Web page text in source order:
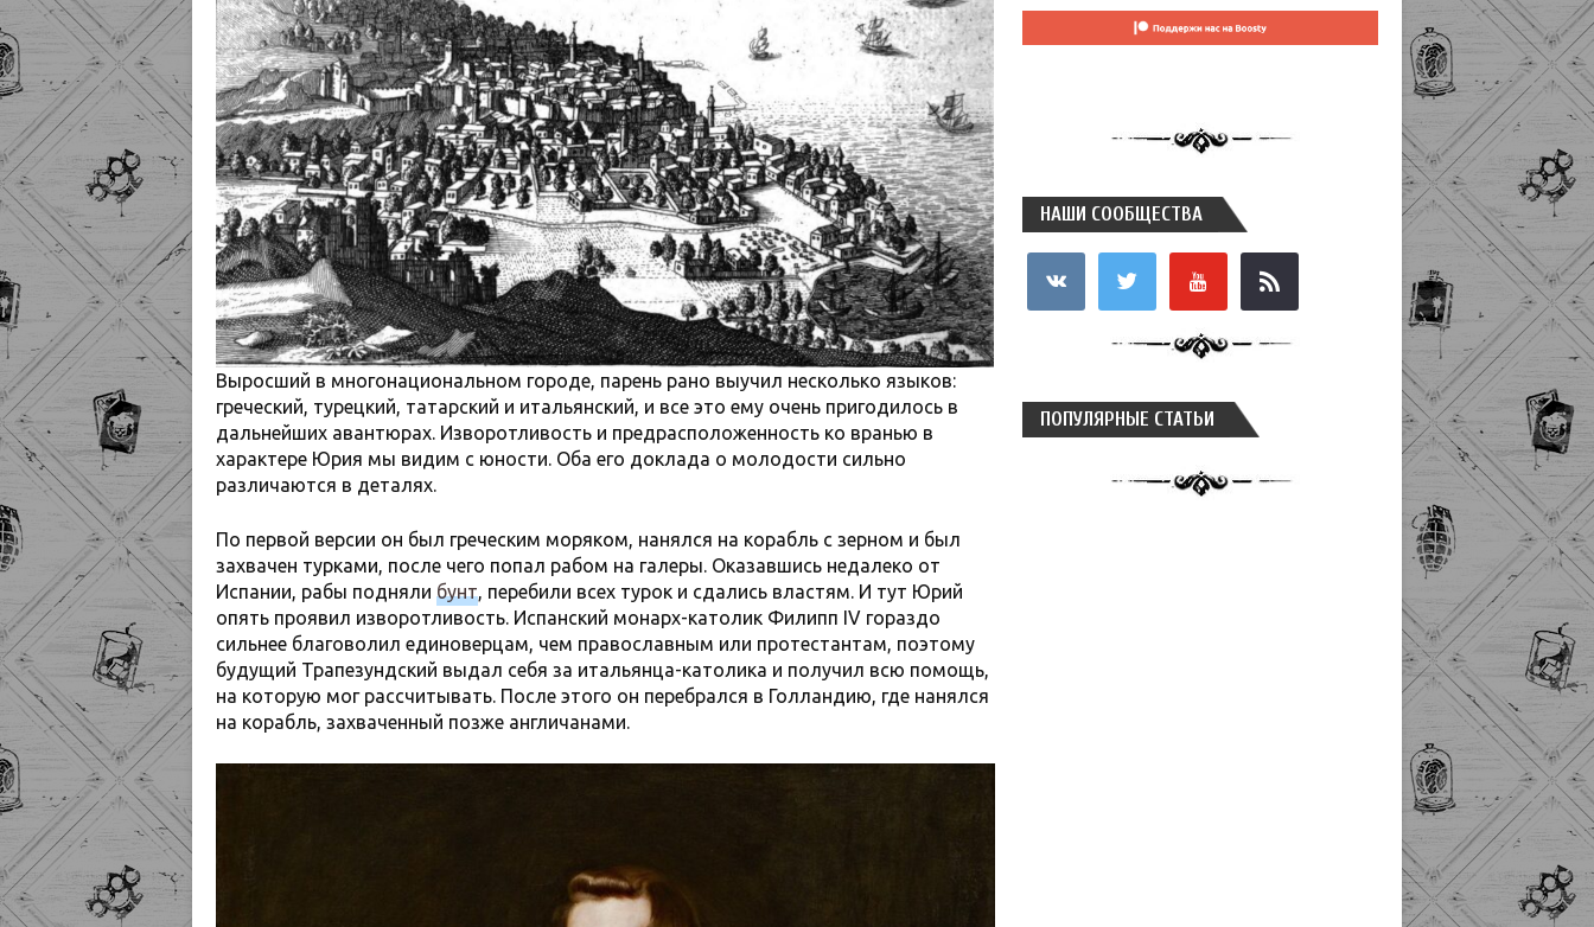
Выросший в многонациональном городе, парень рано выучил несколько языков:
греческий, турецкий, татарский и итальянский, и все это ему очень пригодилось в
дальнейших авантюрах. Изворотливость и предрасположенность ко вранью в
характере Юрия мы видим с юности. Оба его доклада о молодости сильно
различаются в деталях.
По первой версии он был греческим моряком, нанялся на корабль с зерном и был
захвачен турками, после чего попал рабом на галеры. Оказавшись недалеко от
Испании, рабы подняли бунт, перебили всех турок и сдались властям. И тут Юрий
опять проявил изворотливость. Испанский монарх-католик Филипп IV гораздо
сильнее благоволил единоверцам, чем православным или протестантам, поэтому
будущий Трапезундский выдал себя за итальянца-католика и получил всю помощь,
на которую мог рассчитывать. После этого он перебрался в Голландию, где нанялся
на корабль, захваченный позже англичанами.
НАШИ СООБЩЕСТВА
ПОПУЛЯРНЫЕ СТАТЬИ